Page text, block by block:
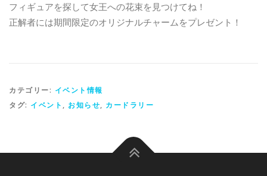
フィギュアを探して女王への花束を見つけてね！
正解者には期間限定のオリジナルチャームをプレゼント！
カテゴリー: イベント情報
タグ: イベント, お知らせ, カードラリー